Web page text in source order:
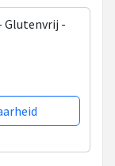
Glutenvrij -